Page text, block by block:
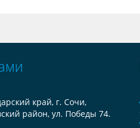
край, г. Сочи,
район, ул. Победы 74.